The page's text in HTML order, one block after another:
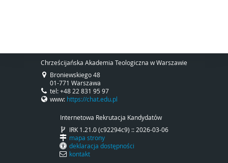
Chrześcijańska Akademia Teologiczna w Warszawie
Broniewskiego 48
01-771 Warszawa
tel: +48 22 831 95 97
www: https://chat.edu.pl
Internetowa Rekrutacja Kandydatów
IRK 1.21.0 (c92294c9) :: 2026-03-06
mapa strony
deklaracja dostępności
kontakt